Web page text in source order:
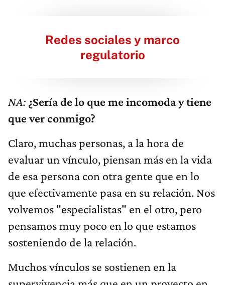
Redes sociales y marco
regulatorio
NA: ¿Sería de lo que me incomoda y tiene
que ver conmigo?
Claro, muchas personas, a la hora de
evaluar un vínculo, piensan más en la vida
de esa persona con otra gente que en lo
que efectivamente pasa en su relación. Nos
volvemos "especialistas" en el otro, pero
pensamos muy poco en lo que estamos
sosteniendo de la relación.
Muchos vínculos se sostienen en la